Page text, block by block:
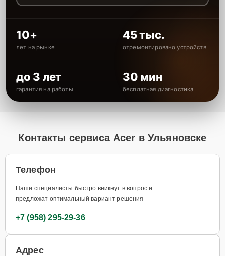
10+
лет на рынке
45 тыс.
отремонтировано устройств
до 3 лет
гарантия на работы
30 мин
бесплатная диагностика
Контакты сервиса Acer в Ульяновске
Телефон
Наши специалисты быстро вникнут в вопрос и
предложат оптимальный вариант решения
+7 (958) 295-29-36
Адрес